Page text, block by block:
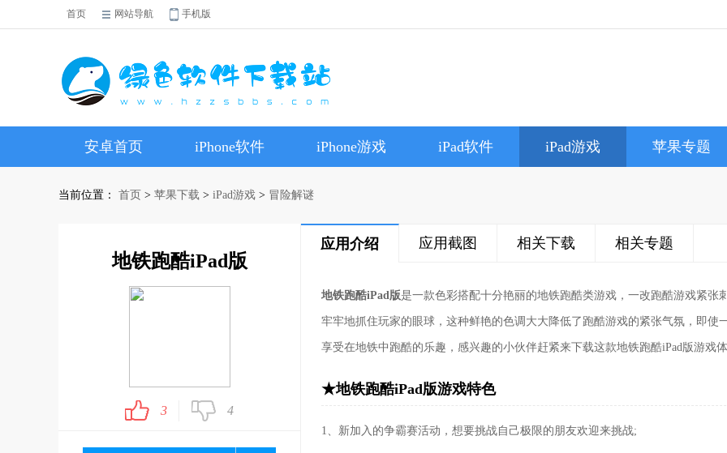
首页 网站导航 手机版
安卓首页 iPhone软件 iPhone游戏 iPad软件 iPad游戏 苹果专题
当前位置： 首页 > 苹果下载 > iPad游戏 > 冒险解谜
地铁跑酷iPad版
3 4
应用介绍 应用截图 相关下载 相关专题
地铁跑酷iPad版是一款色彩搭配十分艳丽的地铁跑酷类游戏，一改跑酷游戏紧
牢牢地抓住玩家的眼球，这种鲜艳的色调大大降低了跑酷游戏的紧张气氛，即
享受在地铁中跑酷的乐趣，感兴趣的小伙伴赶紧来下载这款地铁跑酷iPad版游戏
★地铁跑酷iPad版游戏特色
1、新加入的争霸赛活动，想要挑战自己极限的朋友欢迎来挑战;